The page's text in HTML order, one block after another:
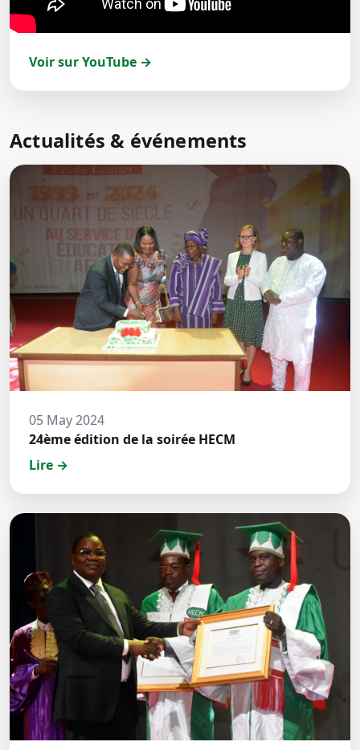
Voir sur YouTube →
Actualités & événements
05 May 2024
24ème édition de la soirée HECM
Lire →